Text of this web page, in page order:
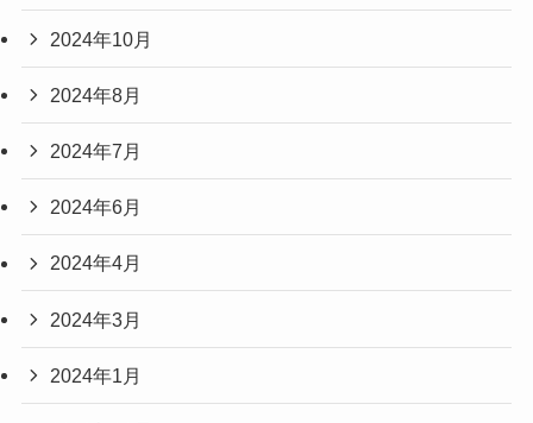
2024年10月
2024年8月
2024年7月
2024年6月
2024年4月
2024年3月
2024年1月